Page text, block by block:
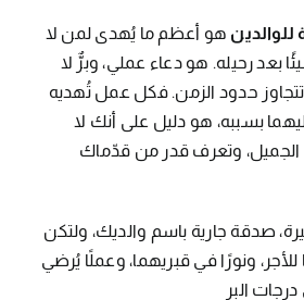
هو أعظم ما يُهدى لمن لا
رحيله. هو دعاء عملي، وبرٌّ لا
حدود الزمن. فكل عمل تُهديه
بسببه، هو دليل على أنك لا
الجميل، وتعرف قدر من قدّماك
صدقة جارية باسم والديك، ولتكن
للأجر، ونورًا في قبريهما، وعملًا يُرضي
البر